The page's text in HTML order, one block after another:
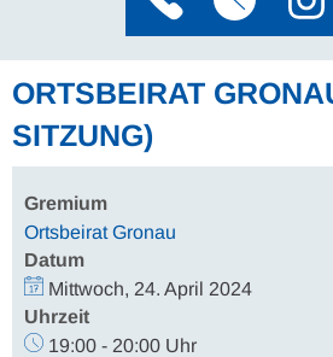
ORTSBEIRAT
SITZUNG)
Gremium
Ortsbeirat Gronau
Datum
Mittwoch, 24. April 2024
Uhrzeit
19:00 - 20:00 Uhr